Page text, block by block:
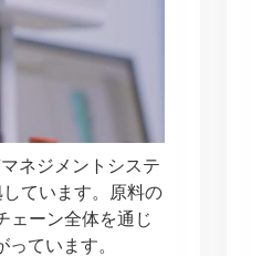
ネジメントシステ
ています。原料の
ェーン全体を通じ
ています。